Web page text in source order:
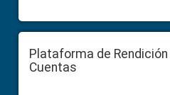
Plataforma de Rendición
Cuentas